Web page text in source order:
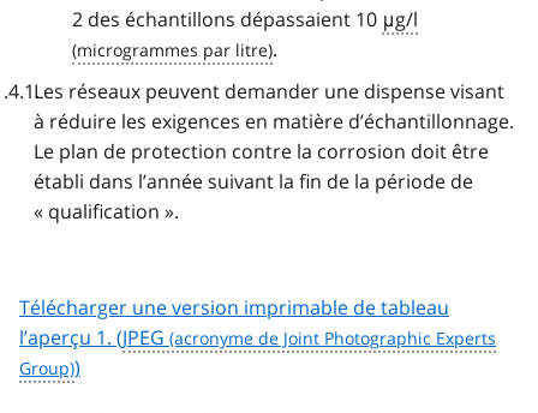
2 des échantillons dépassaient 10 μg/l
.
Les réseaux peuvent demander une dispense visant
à réduire les exigences en matière d’échantillonnage.
Le plan de protection contre la corrosion doit être
établi dans l’année suivant la fin de la période de
« qualification ».
Télécharger une version imprimable de tableau
l’aperçu 1. (JPEG
)